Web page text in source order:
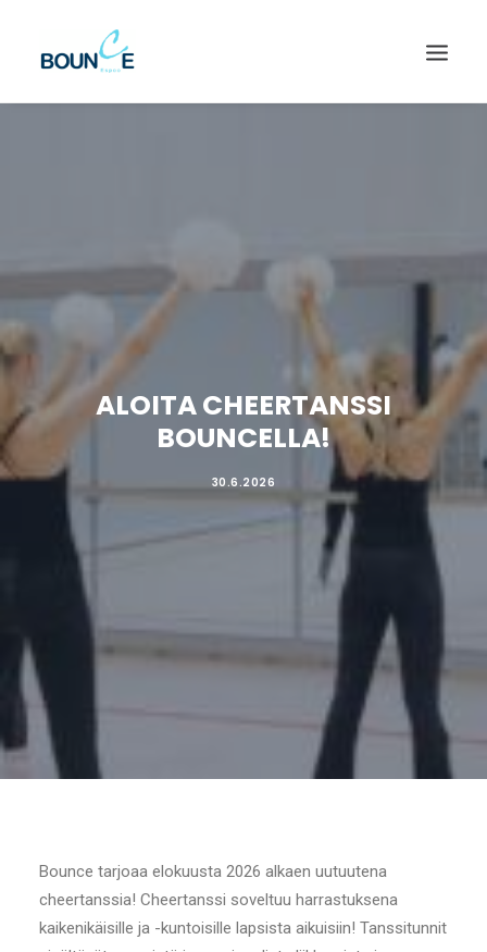
ALOITA CHEERTANSSI
BOUNCELLA!
30.6.2026
Bounce tarjoaa elokuusta 2026 alkaen uutuutena
cheertanssia! Cheertanssi soveltuu harrastuksena
kaikenikäisille ja -kuntoisille lapsista aikuisiin! Tanssitunnit